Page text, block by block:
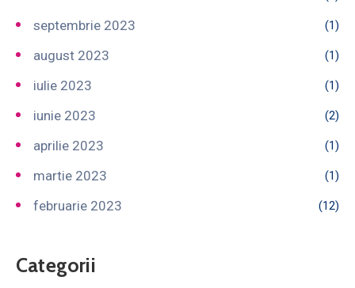
septembrie 2023 (1)
august 2023 (1)
iulie 2023 (1)
iunie 2023 (2)
aprilie 2023 (1)
martie 2023 (1)
februarie 2023 (12)
Categorii